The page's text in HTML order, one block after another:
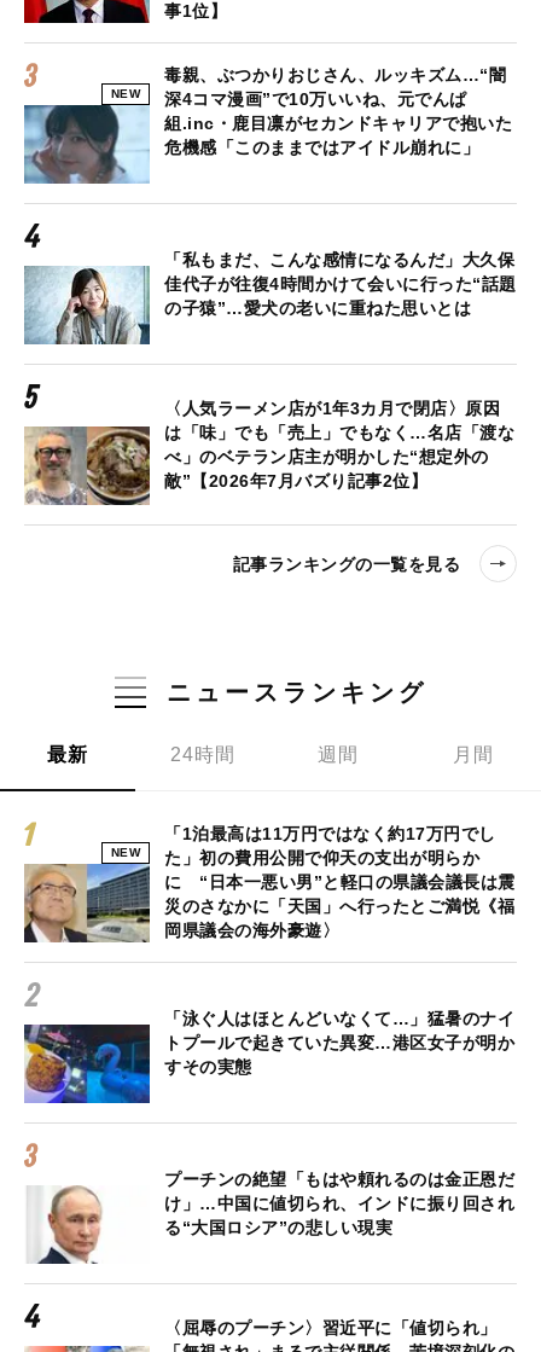
事1位】
NEW
毒親、ぶつかりおじさん、ルッキズム…“闇
深4コマ漫画”で10万いいね、元でんぱ
組.inc・鹿目凛がセカンドキャリアで抱いた
危機感「このままではアイドル崩れに」
「私もまだ、こんな感情になるんだ」大久保
佳代子が往復4時間かけて会いに行った“話題
の子猿”…愛犬の老いに重ねた思いとは
〈人気ラーメン店が1年3カ月で閉店〉原因
は「味」でも「売上」でもなく…名店「渡な
べ」のベテラン店主が明かした“想定外の
敵”【2026年7月バズり記事2位】
記事ランキングの一覧を見る
ニュースランキング
最新 24時間 週間 月間
NEW
「1泊最高は11万円ではなく約17万円でし
た」初の費用公開で仰天の支出が明らか
に “日本一悪い男”と軽口の県議会議長は震
災のさなかに「天国」へ行ったとご満悦《福
岡県議会の海外豪遊〉
「泳ぐ人はほとんどいなくて…」猛暑のナイ
トプールで起きていた異変…港区女子が明か
すその実態
プーチンの絶望「もはや頼れるのは金正恩だ
け」…中国に値切られ、インドに振り回され
る“大国ロシア”の悲しい現実
〈屈辱のプーチン〉習近平に「値切られ」